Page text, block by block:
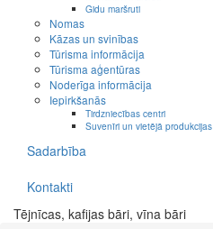
Gidu maršruti
Nomas
Kāzas un svinības
Tūrisma informācija
Tūrisma aģentūras
Noderīga informācija
Iepirkšanās
Tirdzniecības centri
Suvenīri un vietējā produkcijas
Sadarbība
Kontakti
Tējnīcas, kafijas bāri, vīna bāri